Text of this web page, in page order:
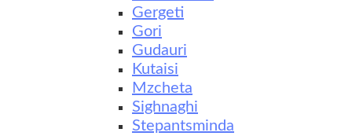
Gergeti
Gori
Gudauri
Kutaisi
Mzcheta
Sighnaghi
Stepantsminda